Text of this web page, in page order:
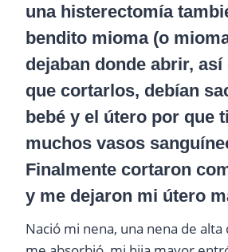
una histerectomía
bendito mioma (o
dejaban donde abrir,
que cortarlos, debían
bebé y el útero por que
muchos vasos
Finalmente cortaron
y me dejaron mi útero
Nació mi nena, una nena de